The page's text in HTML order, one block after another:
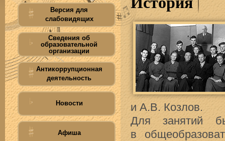
Версия для
слабовидящих
Сведения об
образовательной
организации
Антикоррупционная
деятельность
Новости
Афиша
и А.В. Козлов.
Для занятий
в